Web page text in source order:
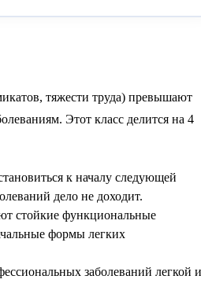
тяжести труда) превышают
Этот класс делится на 4
к началу следующей
дело не доходит.
стойкие функциональные
формы легких
заболеваний легкой и